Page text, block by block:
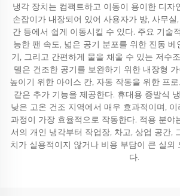
냉각 장치는 컴팩트하고 이동이 용이한 디자
손잡이가 내장되어 있어 사용자가 방, 사무
간 등에서 쉽게 이동시킬 수 있다. 주요 기술
능한 팬 속도, 넓은 공기 분포를 위한 진동 베
기, 그리고 간편하게 물을 채울 수 있는 저수
델은 건조한 공기를 보완하기 위한 내장형
높이기 위한 아이스 칸, 자동 작동을 위한 프
같은 추가 기능을 제공한다. 휴대용 증발식
낮은 고온 건조 지역에서 매우 효과적이며,
과정이 가장 효율적으로 작동한다. 적용 분야
서의 개인 냉각부터 작업장, 차고, 상업 공간,
치가 실용적이지 않거나 비용 부담이 큰 실외
다.